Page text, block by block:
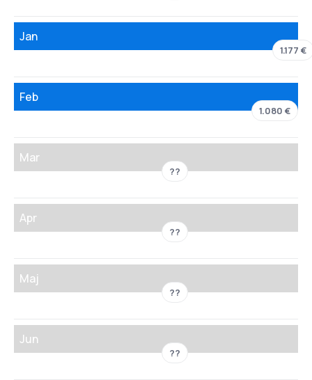
Jan
1.177 €
Feb
1.080 €
Mar
??
Apr
??
Maj
??
Jun
??